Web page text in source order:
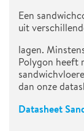
Een
uit
lagen.
Polygon heeft
dan onze
Datasheet